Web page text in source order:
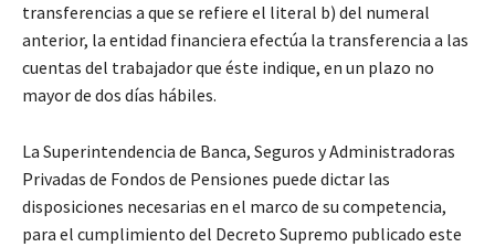
transferencias a que se refiere el literal b) del numeral
anterior, la entidad financiera efectúa la transferencia a las
cuentas del trabajador que éste indique, en un plazo no
mayor de dos días hábiles.
La Superintendencia de Banca, Seguros y Administradoras
Privadas de Fondos de Pensiones puede dictar las
disposiciones necesarias en el marco de su competencia,
para el cumplimiento del Decreto Supremo publicado este